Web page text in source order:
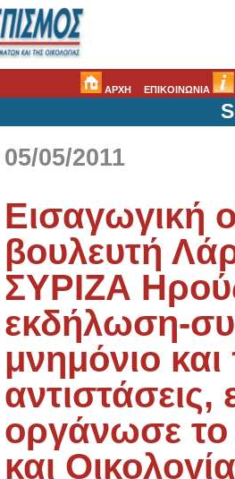
ΑΡΧΗ ΕΠΙΚΟΙΝΩΝΙΑ
05/05/2011
Εισαγωγική
βουλευτή
ΣΥΡΙΖΑ
εκδήλωση-
μνημόνιο
αντιστάσεις,
οργάνωσε το
και